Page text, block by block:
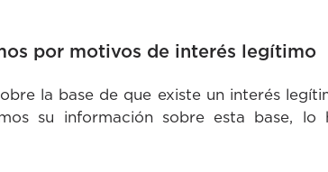
por motivos de interés legítimo
la base de que existe un interés
su información sobre esta base, lo